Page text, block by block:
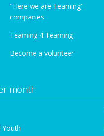
"Here we are Teaming"
companies
Teaming 4 Teaming
Become a volunteer
month
Youth